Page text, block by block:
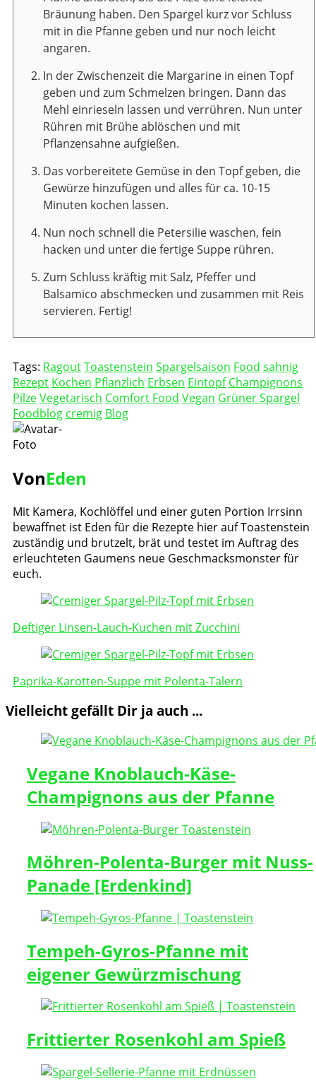
Bräunung haben. Den Spargel kurz vor Schluss
mit in die Pfanne geben und nur noch leicht
angaren.
In der Zwischenzeit die Margarine in einen Topf
geben und zum Schmelzen bringen. Dann das
Mehl einrieseln lassen und verrühren. Nun unter
Rühren mit Brühe ablöschen und mit
Pflanzensahne aufgießen.
Das vorbereitete Gemüse in den Topf geben, die
Gewürze hinzufügen und alles für ca. 10-15
Minuten kochen lassen.
Nun noch schnell die Petersilie waschen, fein
hacken und unter die fertige Suppe rühren.
Zum Schluss kräftig mit Salz, Pfeffer und
Balsamico abschmecken und zusammen mit Reis
servieren. Fertig!
Tags: RagoutToastenstein Spargelsaison Food sahnig
Rezept Kochen Pflanzlich Erbsen Eintopf Champignons
PilzeVegetarisch Comfort Food Vegan Grüner Spargel
Foodblog cremig Blog
VonEden
Mit Kamera, Kochlöffel und einer guten Portion Irrsinn
bewaffnet ist Eden für die Rezepte hier auf Toastenstein
zuständig und brutzelt, brät und testet im Auftrag des
erleuchteten Gaumens neue Geschmacksmonster für
euch.
Post
Navigation
Deftiger Linsen-Lauch-Kuchen mit Zucchini
Paprika-Karotten-Suppe mit Polenta-Talern
Vielleicht gefällt Dir ja auch ...
Vegane Knoblauch-Käse-
Champignons aus der Pfanne
Möhren-Polenta-Burger mit Nuss-
Panade [Erdenkind]
Tempeh-Gyros-Pfanne mit
eigener Gewürzmischung
Frittierter Rosenkohl am Spieß